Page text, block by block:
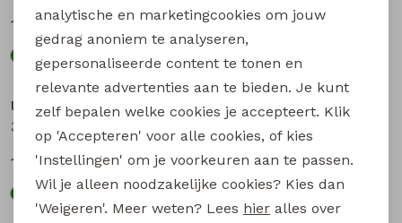
17,99
17,99
Unlocked
17,99
Unlocked
17,99
analytische en marketingcookies om jouw
gedrag anoniem te analyseren,
gepersonaliseerde content te tonen en
relevante advertenties aan te bieden. Je kunt
zelf bepalen welke cookies je accepteert. Klik
op 'Accepteren' voor alle cookies, of kies
'Instellingen' om je voorkeuren aan te passen.
Wil je alleen noodzakelijke cookies? Kies dan
'Weigeren'. Meer weten? Lees hier alles over